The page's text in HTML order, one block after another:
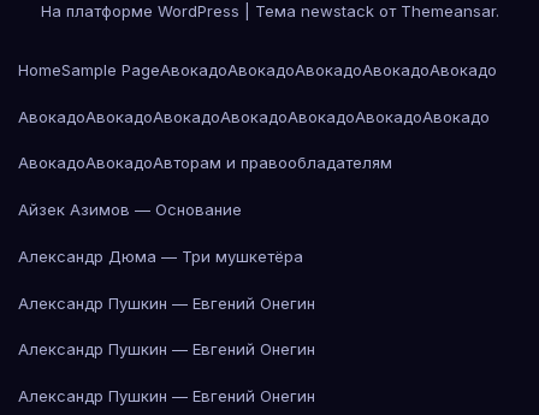
На платформе WordPress Тема newstack от Themeansar.
HomeSample PageАвокадоАвокадоАвокадоАвокадоАвокадо
АвокадоАвокадоАвокадоАвокадоАвокадоАвокадоАвокадо
АвокадоАвокадоАвторам и правообладателям
Айзек Азимов — Основание
Александр Дюма — Три мушкетёра
Александр Пушкин — Евгений Онегин
Александр Пушкин — Евгений Онегин
Александр Пушкин — Евгений Онегин